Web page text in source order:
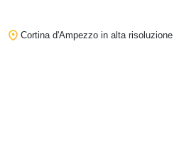
Cortina d'Ampezzo in alta risoluzione